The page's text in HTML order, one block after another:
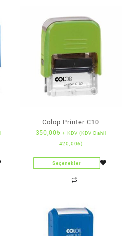
Colop Printer C10
350,00₺ + KDV (KDV Dahil
420,00₺)
Seçenekler